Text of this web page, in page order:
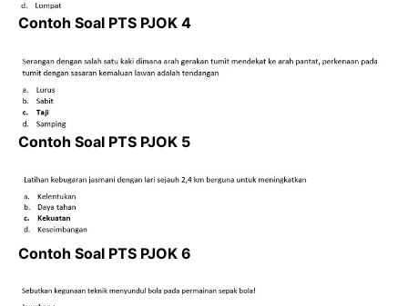
Contoh Soal PTS PJOK 4
Contoh Soal PTS PJOK 5
Contoh Soal PTS PJOK 6